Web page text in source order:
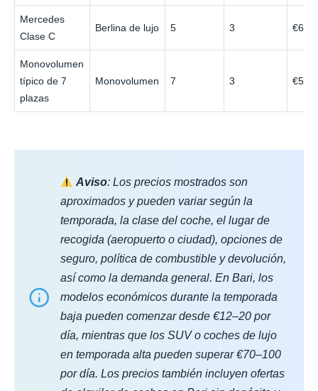
Mercedes
Clase C
Berlina de lujo 5 3 €60
Monovolumen
típico de 7
plazas
Monovolumen 7 3 €50
Aviso: Los precios mostrados son
aproximados y pueden variar según la
temporada, la clase del coche, el lugar de
recogida (aeropuerto o ciudad), opciones de
seguro, política de combustible y devolución,
así como la demanda general. En Bari, los
modelos económicos durante la temporada
baja pueden comenzar desde €12–20 por
día, mientras que los SUV o coches de lujo
en temporada alta pueden superar €70–100
por día. Los precios también incluyen ofertas